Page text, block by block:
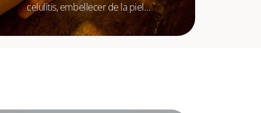
celulitis, embellecer de la piel…